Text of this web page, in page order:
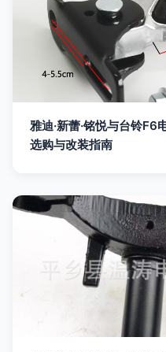
雅迪·新蕾·铭悦与台铃F6
选购与改装指南